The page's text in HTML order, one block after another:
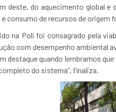
deste, do aquecimento global
consumo de recursos de origem
na Poli foi consagrado pela
com desempenho ambiental
destaque quando lembramos
do sistema”, finaliza.